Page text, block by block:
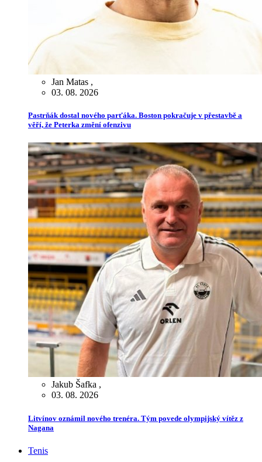
Jan Matas ,
03. 08. 2026
Pastrňák dostal nového parťáka. Boston pokračuje v přestavbě a
věří, že Peterka změní ofenzivu
Jakub Šafka ,
03. 08. 2026
Litvínov oznámil nového trenéra. Tým povede olympijský vítěz z
Nagana
Tenis